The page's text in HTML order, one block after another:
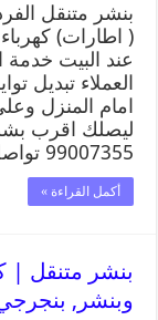
بنشر متنقل
( اطارات)
عند البيت خدمة
العملاء تبديل
امام المنزل
ليصلك اقرب
99007355 تواصل معنا …
أكمل القراءة »
وبنشر,